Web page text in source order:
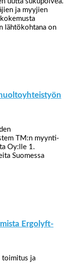
ja myyjien
lähtökohtana on
TM:n myynti-
Oy:lle 1.
Suomessa
Ergolyft-
toimitus ja